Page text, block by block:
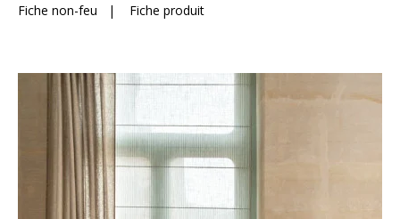
Fiche non-feu | Fiche produit